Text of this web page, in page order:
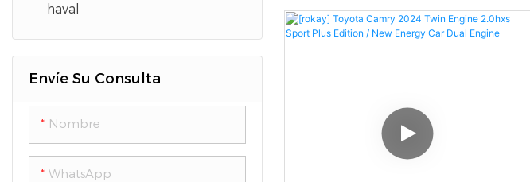
Jettour
haval
Envíe Su Consulta
Nombre
WhatsApp